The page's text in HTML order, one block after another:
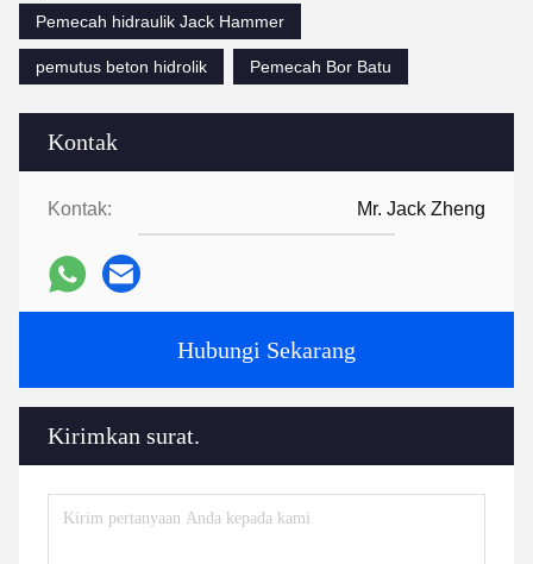
Kontak
Kontak: Mr. Jack Zheng
Hubungi Sekarang
Kirimkan surat.
Pemecah hidraulik Jack Hammer
pemutus beton hidrolik Pemecah Bor Batu